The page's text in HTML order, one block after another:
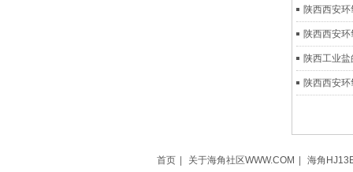
陕西西安
陕西西安
陕西工业
陕西西安
首页 关于海角社区WWW.COM 海角